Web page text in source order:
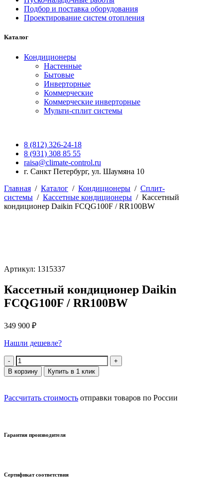
Подбор и поставка оборудования
Проектирование систем отопления
Каталог
Кондиционеры
Настенные
Бытовые
Инверторные
Коммерческие
Коммерческие инверторные
Мульти-сплит системы
8 (812) 326-24-18
8 (931) 308 85 55
raisa@climate-control.ru
г. Санкт Петербург, ул. Шаумяна 10
Главная / Каталог / Кондиционеры / Сплит-
системы / Кассетные кондиционеры / Кассетный
кондиционер Daikin FCQG100F / RR100BW
Артикул: 1315337
Кассетный кондиционер Daikin
FCQG100F / RR100BW
349 900 ₽
Нашли дешевле?
Количество
В корзину Купить в 1 клик
Рассчитать стоимость отправки товаров по России
Гарантия производителя
Сертификат соответствия